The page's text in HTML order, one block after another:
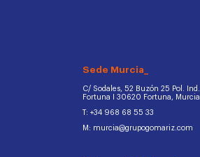
Sede Murcia_
C/ Sodales, 52 Buzón 25 Pol. Ind.
Fortuna I 30620 Fortuna, Murcia
T: +34 968 68 55 33
M: murcia@grupogomariz.com